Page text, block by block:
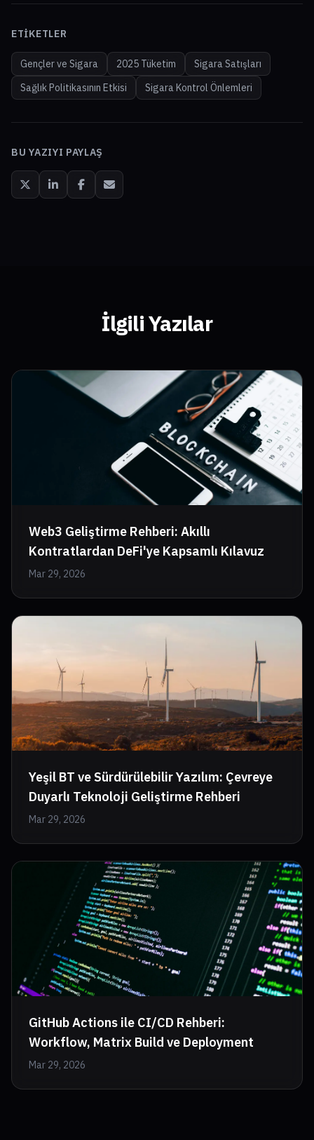
ETIKETLER
Gençler ve Sigara 2025 Tüketim
Sigara Satışları
Sağlık Politikasının Etkisi
Sigara Kontrol Önlemleri
BU YAZIYI PAYLAŞ
İlgili Yazılar
Web3 Geliştirme Rehberi: Akıllı
Kontratlardan DeFi'ye Kapsamlı Kılavuz
Mar 29, 2026
Yeşil BT ve Sürdürülebilir Yazılım: Çevreye
Duyarlı Teknoloji Geliştirme Rehberi
Mar 29, 2026
GitHub Actions ile CI/CD Rehberi:
Workflow, Matrix Build ve Deployment
Mar 29, 2026